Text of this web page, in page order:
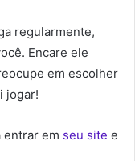
regularmente,
Encare ele
em escolher
jogar!
entrar em seu site e